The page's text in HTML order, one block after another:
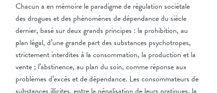
Chacun a en mémoire le paradigme de régulation sociétale
des drogues et des phénomènes de dépendance du siècle
dernier, basé sur deux grands principes : la prohibition, au
plan légal, d’une grande part des substances psychotropes,
strictement interdites à la consommation, la production et la
vente ; l’abstinence, au plan du soin, comme réponse aux
problèmes d’excès et de dépendance. Les consommateurs de